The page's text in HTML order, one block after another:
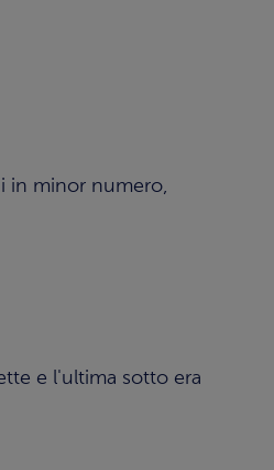
in minor numero,
e l'ultima sotto era